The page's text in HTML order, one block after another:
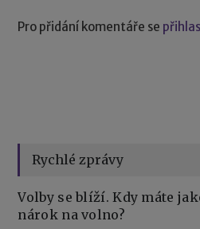
Pro přidání komentáře se
Rychlé zprávy
Volby se blíží. Kdy máte
nárok na volno?